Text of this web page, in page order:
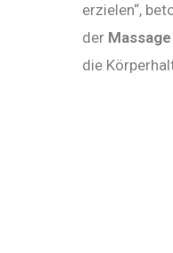
erzielen“,
der Massage
die